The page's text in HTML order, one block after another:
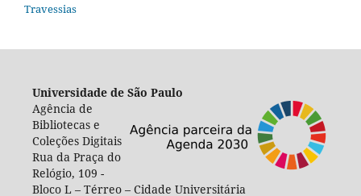
Travessias
Universidade de São Paulo
Agência de
Bibliotecas e
Coleções Digitais
Rua da Praça do
Relógio, 109 -
Bloco L – Térreo – Cidade Universitária